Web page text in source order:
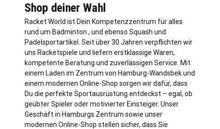
Shop deiner Wahl
Racket World ist Dein Kompetenzzentrum für alles
rund um Badminton , und ebenso Squash und
Padelsportartikel. Seit über 30 Jahren verpflichten wir
uns Racketspiele und liefern erstklassige Waren,
kompetente Beratung und zuverlässigen Service. Mit
einem Laden im Zentrum von Hamburg-Wandsbek und
einem modernen Online-Shop sorgen wir dafür, dass
Du die perfekte Sportausrüstung entdeckst – egal, ob
geübter Spieler oder motivierter Einsteiger. Unser
Geschäft in Hamburgs Zentrum sowie unser
modernen Online-Shop stellen sicher, dass Sie